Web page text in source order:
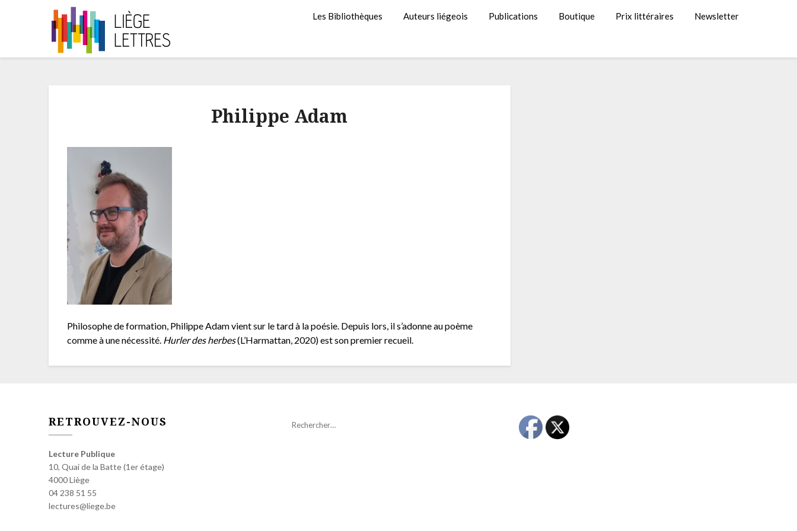
Les Bibliothèques Auteurs liégeois Publications Boutique Prix littéraires Newsletter
Philippe Adam
Philosophe de formation, Philippe Adam vient sur le tard à la poésie. Depuis lors, il s’adonne au poème
comme à une nécessité. Hurler des herbes(L’Harmattan, 2020) est son premier recueil.
RETROUVEZ-NOUS
Lecture Publique
10, Quai de la Batte (1er étage)
4000 Liège
04 238 51 55
lectures@liege.be